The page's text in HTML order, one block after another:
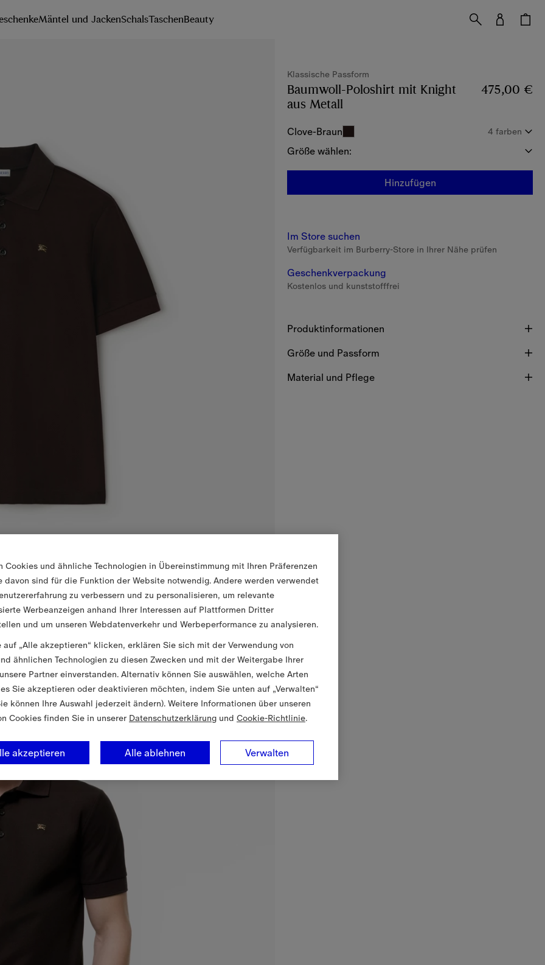
Mäntel und JackenSchalsTaschenBeauty
Klassische Passform
Baumwoll-Poloshirt mit Knight
aus Metall
475,00 €
Clove-Braun 4 farben
Größe wählen:
Hinzufügen
Im Store suchen
Verfügbarkeit im Burberry-Store in Ihrer Nähe prüfen
Geschenkverpackung
Kostenlos und kunststofffrei
Produktinformationen
Größe und Passform
Material und Pflege
Cookies und ähnliche Technologien in Übereinstimmung mit Ihren Präferenzen
davon sind für die Funktion der Website notwendig. Andere werden verwendet
zu verbessern und zu personalisieren, um relevante
Werbeanzeigen anhand Ihrer Interessen auf Plattformen Dritter
und um unseren Webdatenverkehr und Werbeperformance zu analysieren.
auf „Alle akzeptieren“ klicken, erklären Sie sich mit der Verwendung von
ähnlichen Technologien zu diesen Zwecken und mit der Weitergabe Ihrer
Partner einverstanden. Alternativ können Sie auswählen, welche Arten
Sie akzeptieren oder deaktivieren möchten, indem Sie unten auf „Verwalten“
können Ihre Auswahl jederzeit ändern). Weitere Informationen über unseren
Cookies finden Sie in unserer Datenschutzerklärung und Cookie-Richtlinie.
Verwalten
Alle ablehnen
akzeptieren